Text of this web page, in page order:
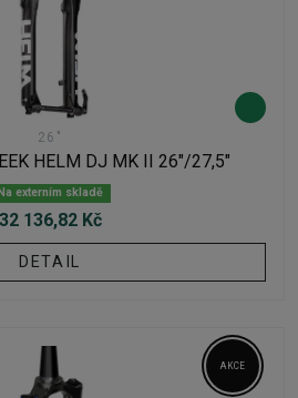
26"
HELM DJ MK II 26"/27,5"
Na externím skladě
32 136,82 Kč
DETAIL
AKCE